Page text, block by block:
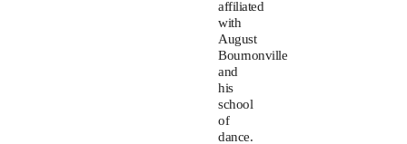
affiliated
with
August
Bournonville
and
his
school
of
dance.